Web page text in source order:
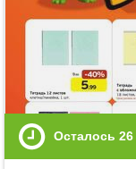
Осталось 26